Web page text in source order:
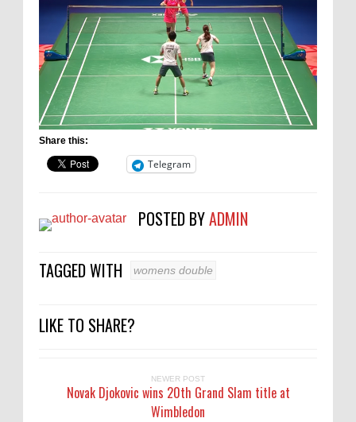
Share this:
Telegram
POSTED BYADMIN
TAGGED WITH womens double
LIKE TO SHARE?
NEWER POST
Novak Djokovic wins 20th Grand Slam title at
Wimbledon